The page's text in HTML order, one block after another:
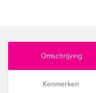
Omschrijving
Kenmerken